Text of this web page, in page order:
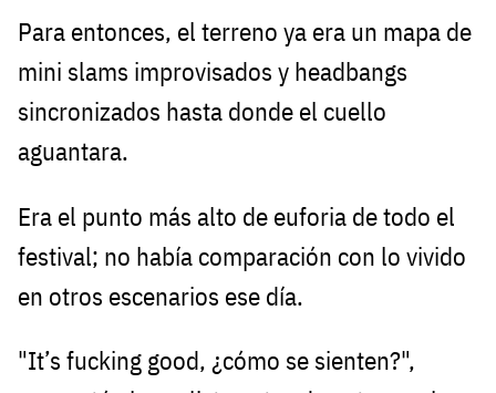
Para entonces, el terreno ya era un mapa de
mini slams improvisados y headbangs
sincronizados hasta donde el cuello
aguantara.
Era el punto más alto de euforia de todo el
festival; no había comparación con lo vivido
en otros escenarios ese día.
"It’s fucking good, ¿cómo se sienten?",